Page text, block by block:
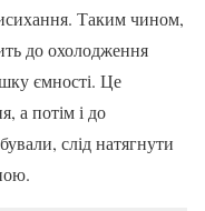
Таким чином,
до охолодження
ємності. Це
а потім і до
слід натягнути